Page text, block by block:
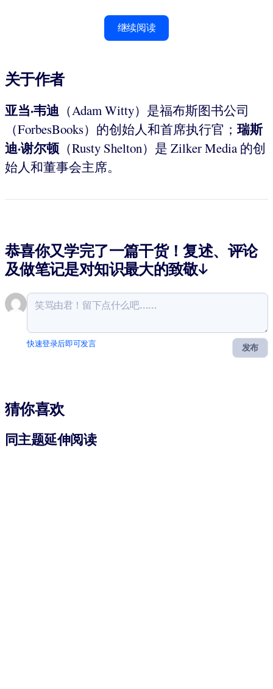
继续阅读
关于作者
亚当·韦迪（Adam Witty）是福布斯图书公司
（ForbesBooks）的创始人和首席执行官；瑞斯
迪·谢尔顿 （Rusty Shelton）是 Zilker Media 的创
始人和董事会主席。
恭喜你又学完了一篇干货！复述、评论
及做笔记是对知识最大的致敬↓
发布
快速登录后即可发言
猜你喜欢
同主题延伸阅读